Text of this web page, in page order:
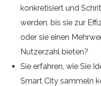
konkretisiert und
werden, bis sie zur
oder sie einen
Nutzerzahl bieten?
Sie erfahren, wie Sie
Smart City sammeln